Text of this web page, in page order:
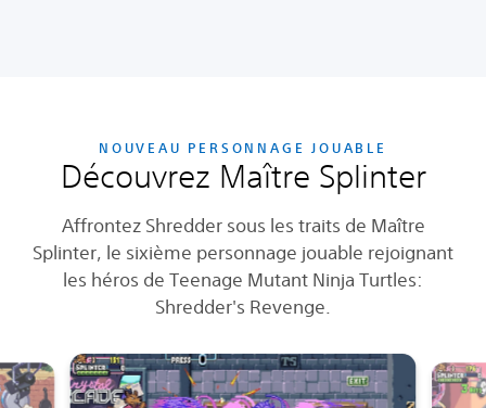
NOUVEAU PERSONNAGE JOUABLE
Découvrez Maître Splinter
Affrontez Shredder sous les traits de Maître
Splinter, le sixième personnage jouable rejoignant
les héros de Teenage Mutant Ninja Turtles:
Shredder's Revenge.